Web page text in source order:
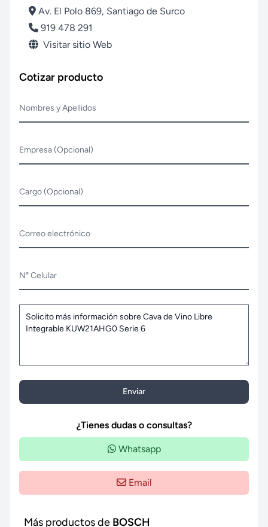
Av. El Polo 869, Santiago de Surco
919 478 291
Visitar sitio Web
Cotizar producto
Nombres y Apellidos
Empresa (Opcional)
Cargo (Opcional)
Correo electrónico
N° Celular
Enviar
¿Tienes dudas o consultas?
Whatsapp
Email
Más productos de BOSCH